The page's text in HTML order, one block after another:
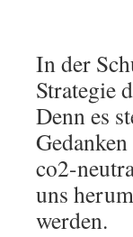
In der
Strategie
Denn es
co2-
uns
werden.